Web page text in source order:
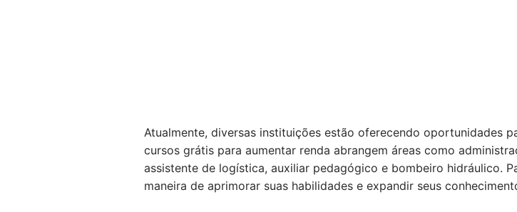
Atualmente, diversas instituições estão oferecendo oportunidades
cursos grátis para aumentar renda abrangem áreas como
assistente de logística, auxiliar pedagógico e bombeiro hidráulico.
maneira de aprimorar suas habilidades e expandir seus